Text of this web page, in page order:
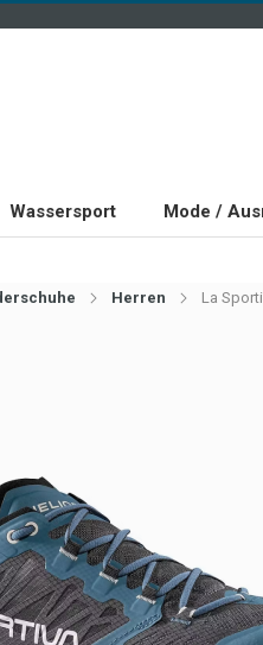
Wassersport Mode /
Herren La